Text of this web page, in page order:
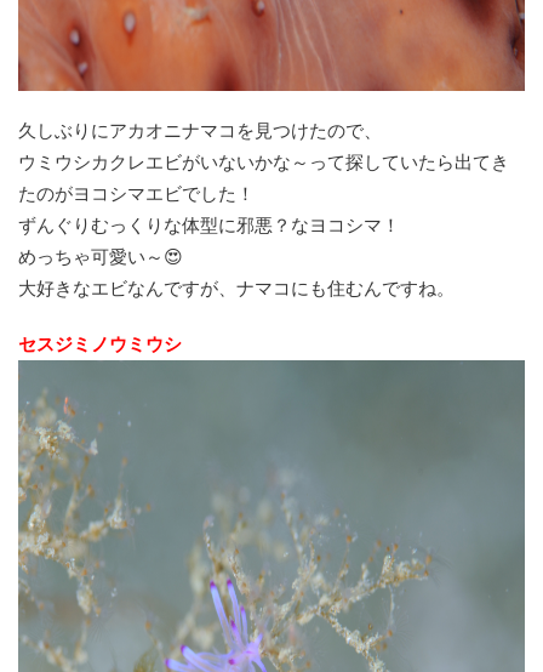
久しぶりにアカオニナマコを見つけたので、
ウミウシカクレエビがいないかな～って探していたら出てき
たのがヨコシマエビでした！
ずんぐりむっくりな体型に邪悪？なヨコシマ！
めっちゃ可愛い～😍
大好きなエビなんですが、ナマコにも住むんですね。
セスジミノウミウシ